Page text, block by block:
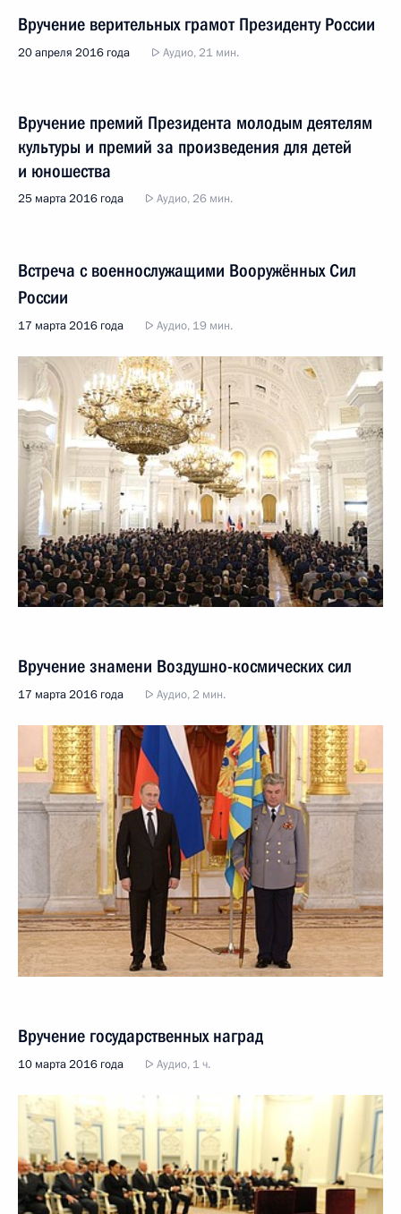
Вручение верительных грамот Президенту России
20 апреля 2016 года Аудио, 21 мин.
Вручение премий Президента молодым деятелям
культуры и премий за произведения для детей
и юношества
25 марта 2016 года Аудио, 26 мин.
Встреча с военнослужащими Вооружённых Сил
России
17 марта 2016 года Аудио, 19 мин.
Вручение знамени Воздушно-космических сил
17 марта 2016 года Аудио, 2 мин.
Вручение государственных наград
10 марта 2016 года Аудио, 1 ч.